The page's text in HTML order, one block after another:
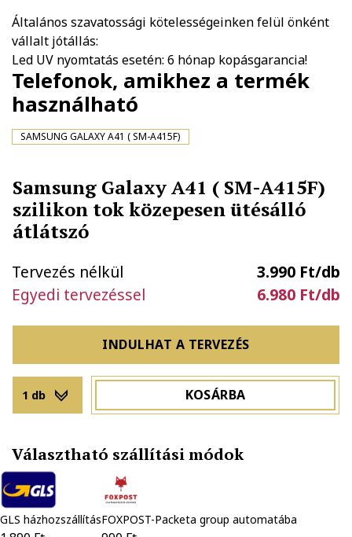
Általános szavatossági kötelességeinken felül önként
vállalt jótállás:
Led UV nyomtatás esetén: 6 hónap kopásgarancia!
Telefonok, amikhez a termék
használható
SAMSUNG GALAXY A41 ( SM-A415F)
Samsung Galaxy A41 ( SM-A415F)
szilikon tok közepesen ütésálló
átlátszó
Tervezés nélkül
3.990 Ft/db
Egyedi tervezéssel
6.980 Ft/db
INDULHAT A TERVEZÉS
1 db KOSÁRBA
Választható szállítási módok
GLS házhozszállításFOXPOST-Packeta group automatába